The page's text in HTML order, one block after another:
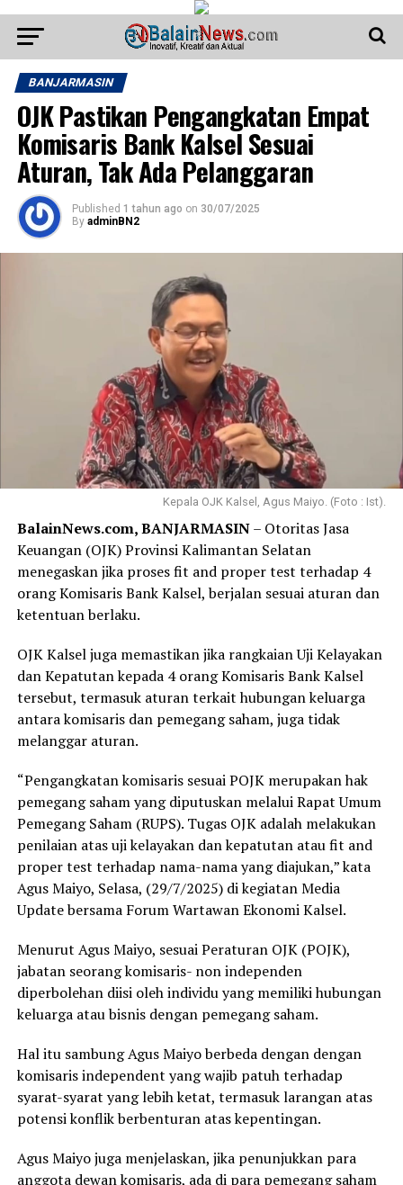
BANJARMASIN
OJK Pastikan Pengangkatan Empat
Komisaris Bank Kalsel Sesuai
Aturan, Tak Ada Pelanggaran
Published 1 tahun ago on 30/07/2025
By adminBN2
Kepala OJK Kalsel, Agus Maiyo. (Foto : Ist).
BalainNews.com, BANJARMASIN– Otoritas Jasa
Keuangan (OJK) Provinsi Kalimantan Selatan
menegaskan jika proses fit and proper test terhadap 4
orang Komisaris Bank Kalsel, berjalan sesuai aturan dan
ketentuan berlaku.
OJK Kalsel juga memastikan jika rangkaian Uji Kelayakan
dan Kepatutan kepada 4 orang Komisaris Bank Kalsel
tersebut, termasuk aturan terkait hubungan keluarga
antara komisaris dan pemegang saham, juga tidak
melanggar aturan.
“Pengangkatan komisaris sesuai POJK merupakan hak
pemegang saham yang diputuskan melalui Rapat Umum
Pemegang Saham (RUPS). Tugas OJK adalah melakukan
penilaian atas uji kelayakan dan kepatutan atau fit and
proper test terhadap nama-nama yang diajukan,” kata
Agus Maiyo, Selasa, (29/7/2025) di kegiatan Media
Update bersama Forum Wartawan Ekonomi Kalsel.
Menurut Agus Maiyo, sesuai Peraturan OJK (POJK),
jabatan seorang komisaris- non independen
diperbolehan diisi oleh individu yang memiliki hubungan
keluarga atau bisnis dengan pemegang saham.
Hal itu sambung Agus Maiyo berbeda dengan dengan
komisaris independent yang wajib patuh terhadap
syarat-syarat yang lebih ketat, termasuk larangan atas
potensi konflik berbenturan atas kepentingan.
Agus Maiyo juga menjelaskan, jika penunjukkan para
anggota dewan komisaris, ada di para pemegang saham